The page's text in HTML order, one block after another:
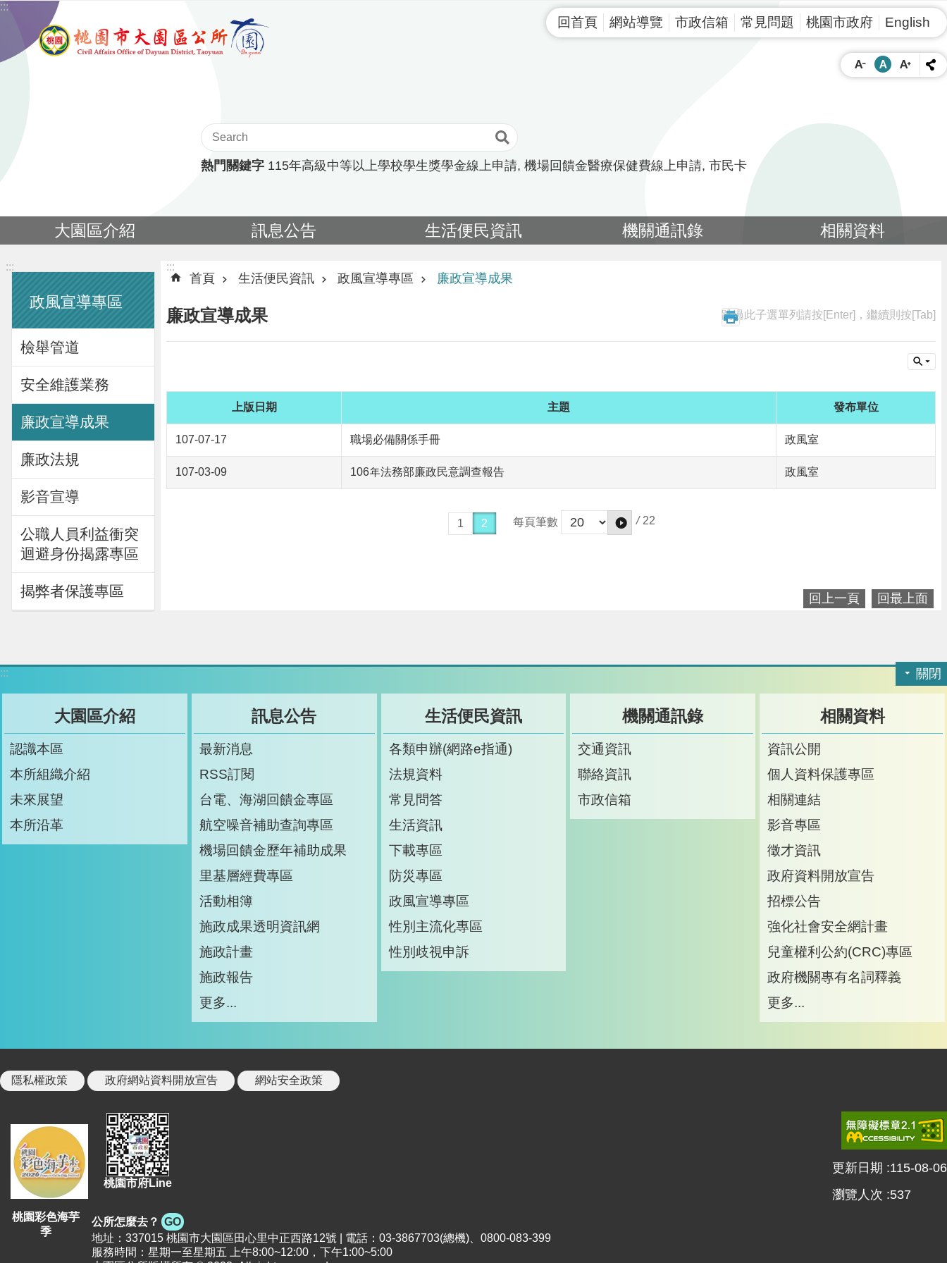
跳到主要內容區塊
:::
回首頁 網站導覽 市政信箱 常見問題 桃園市政府 English
熱門關鍵字 115年高級中等以上學校學生獎學金線上申請 機場回饋金醫療保健費線上申請 市民卡
大園區介紹 訊息公告 生活便民資訊 機關通訊錄 相關資料
:::
政風宣導專區
檢舉管道
安全維護業務
廉政宣導成果
廉政法規
影音宣導
公職人員利益衝突
迴避身份揭露專區
揭弊者保護專區
:::
首頁 生活便民資訊 政風宣導專區 廉政宣導成果
廉政宣導成果 跳過此子選單列請按[Enter]，繼續則按[Tab]
上版日期 主題 發布單位
107-07-17 職場必備關係手冊 政風室
107-03-09 106年法務部廉政民意調查報告 政風室
1 2 每頁筆數 / 22
回上一頁 回最上面
關閉
:::
大園區介紹
認識本區
本所組織介紹
未來展望
本所沿革
訊息公告
最新消息
RSS訂閱
台電、海湖回饋金專區
航空噪音補助查詢專區
機場回饋金歷年補助成果
里基層經費專區
活動相簿
施政成果透明資訊網
施政計畫
施政報告
更多...
生活便民資訊
各類申辦(網路e指通)
法規資料
常見問答
生活資訊
下載專區
防災專區
政風宣導專區
性別主流化專區
性別歧視申訴
機關通訊錄
交通資訊
聯絡資訊
市政信箱
相關資料
資訊公開
個人資料保護專區
相關連結
影音專區
徵才資訊
政府資料開放宣告
招標公告
強化社會安全網計畫
兒童權利公約(CRC)專區
政府機關專有名詞釋義
更多...
隱私權政策 政府網站資料開放宣告 網站安全政策
桃園彩色海芋
季
桃園市府Line
公所怎麼去？ GO
地址：337015 桃園市大園區田心里中正西路12號 | 電話：03-3867703(總機)、0800-083-399
服務時間：星期一至星期五 上午8:00~12:00，下午1:00~5:00
更新日期 115-08-06
瀏覽人次
537